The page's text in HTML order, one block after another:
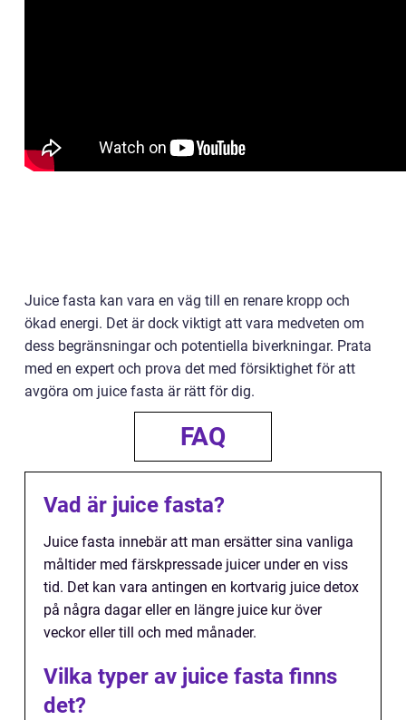
Juice fasta kan vara en väg till en renare kropp och
ökad energi. Det är dock viktigt att vara medveten om
dess begränsningar och potentiella biverkningar. Prata
med en expert och prova det med försiktighet för att
avgöra om juice fasta är rätt för dig.
FAQ
Vad är juice fasta?
Juice fasta innebär att man ersätter sina vanliga
måltider med färskpressade juicer under en viss
tid. Det kan vara antingen en kortvarig juice detox
på några dagar eller en längre juice kur över
veckor eller till och med månader.
Vilka typer av juice fasta finns
det?